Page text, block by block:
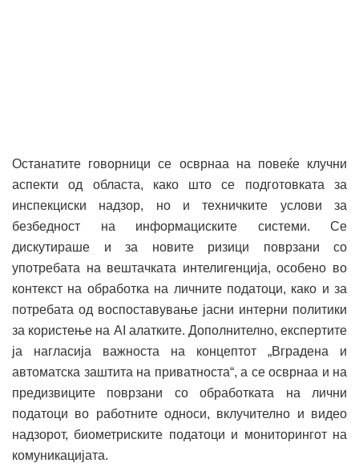
Останатите говорници се осврнаа на повеќе клучни
аспекти од областа, како што се подготовката за
инспекциски надзор, но и техничките услови за
безбедност на информациските системи. Се
дискутираше и за новите ризици поврзани со
употребата на вештачката интелигенција, особено во
контекст на обработка на личните податоци, како и за
потребата од воспоставување јасни интерни политики
за користење на AI алатките. Дополнително, експертите
ја нагласија важноста на концептот „Вградена и
автоматска заштита на приватноста“, а се осврнаа и на
предизвиците поврзани со обработката на лични
податоци во работните односи, вклучително и видео
надзорот, биометриските податоци и мониторингот на
комуникацијата.